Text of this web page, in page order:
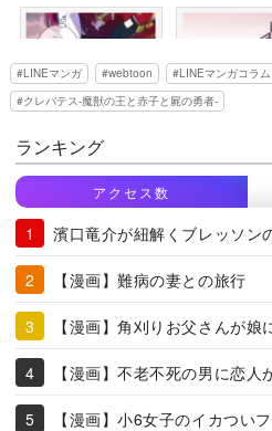
LINEマンガ webtoon
LINEマンガコラム
クレバテス-魔獣の王と赤子と屍の勇者-
ランキング
アクセス数
濱口竜介が紐解くブレッソン
【漫画】難病の妻との旅行
【漫画】角刈りお父さんが娘
【漫画】不老不死の男に恋人
【漫画】小6女子のイカつい